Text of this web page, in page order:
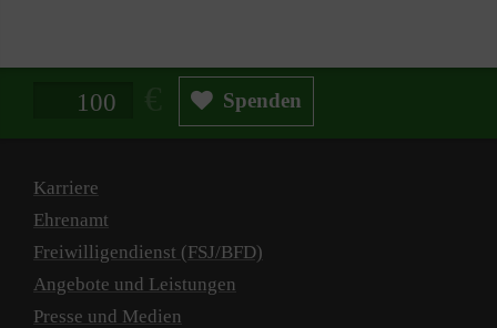
Spendenbetrag in Euro Spenden
Karriere
Ehrenamt
Freiwilligendienst (FSJ/BFD)
Angebote und Leistungen
Presse und Medien